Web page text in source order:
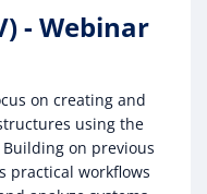
- Webinar
on creating and
using the
on previous
practical workflows